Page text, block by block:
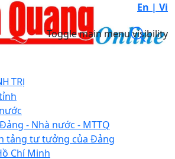
En | Vi
Toggle main menu visibility
TRỊ
- Nhà nước - MTTQ
tảng tư tưởng của Đảng
Chí Minh